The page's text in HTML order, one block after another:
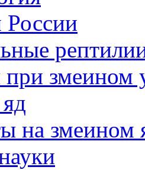
России
при змеином
на змеином